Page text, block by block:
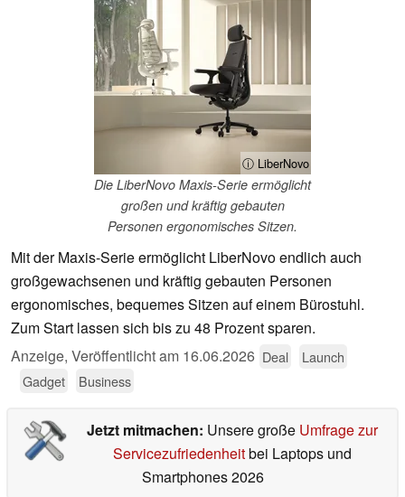
ⓘ LiberNovo
Die LiberNovo Maxis-Serie ermöglicht
großen und kräftig gebauten
Personen ergonomisches Sitzen.
Mit der Maxis-Serie ermöglicht LiberNovo endlich auch
großgewachsenen und kräftig gebauten Personen
ergonomisches, bequemes Sitzen auf einem Bürostuhl.
Zum Start lassen sich bis zu 48 Prozent sparen.
Anzeige, Veröffentlicht am 16.06.2026 Deal
Launch
Gadget
Business
Jetzt mitmachen: Unsere große Umfrage zur
Servicezufriedenheitbei Laptops und
Smartphones 2026